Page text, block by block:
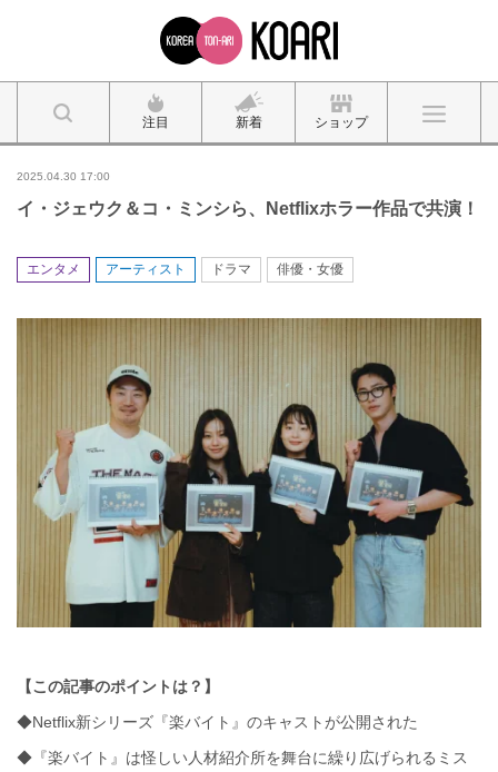
注目 新着 ショップ
2025.04.30 17:00
イ・ジェウク＆コ・ミンシら、Netflixホラー作品で共演！
エンタメ アーティスト ドラマ 俳優・女優
【この記事のポイントは？】
◆Netflix新シリーズ『楽バイト』のキャストが公開された
◆『楽バイト』は怪しい人材紹介所を舞台に繰り広げられるミス